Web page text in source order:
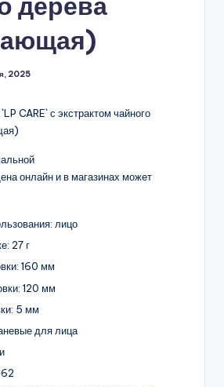
2025
онлайн и в магазинах может
лицо
27 г
160 мм
120 мм
5 мм
для лица